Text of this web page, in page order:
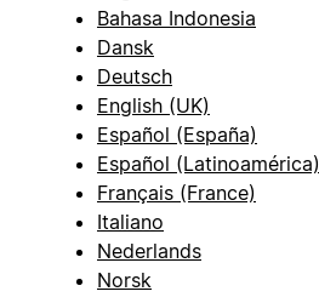
Bahasa Indonesia
Dansk
Deutsch
English (UK)
Español (España)
Español (Latinoamérica)
Français (France)
Italiano
Nederlands
Norsk